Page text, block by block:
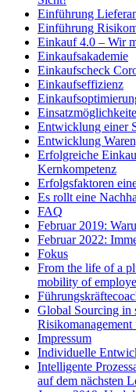
Einführung
Einführung
Einkauf 4.0 – Wir
Einkaufsakademie
Einkaufscheck
Einkaufseffizienz
Entwicklung einer
Entwicklung
Erfolgreiche
Kernkompetenz
Erfolgsfaktoren
Es rollt eine
FAQ
Februar 2019:
Februar 2022:
Fokus
From the life of a
mobility of
Global Sourcing in
Impressum
Individuelle
Intelligente
auf dem nächsten